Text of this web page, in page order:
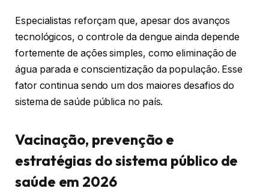
Especialistas reforçam que, apesar dos avanços
tecnológicos, o controle da dengue ainda depende
fortemente de ações simples, como eliminação de
água parada e conscientização da população. Esse
fator continua sendo um dos maiores desafios do
sistema de saúde pública no país.
Vacinação, prevenção e
estratégias do sistema público de
saúde em 2026